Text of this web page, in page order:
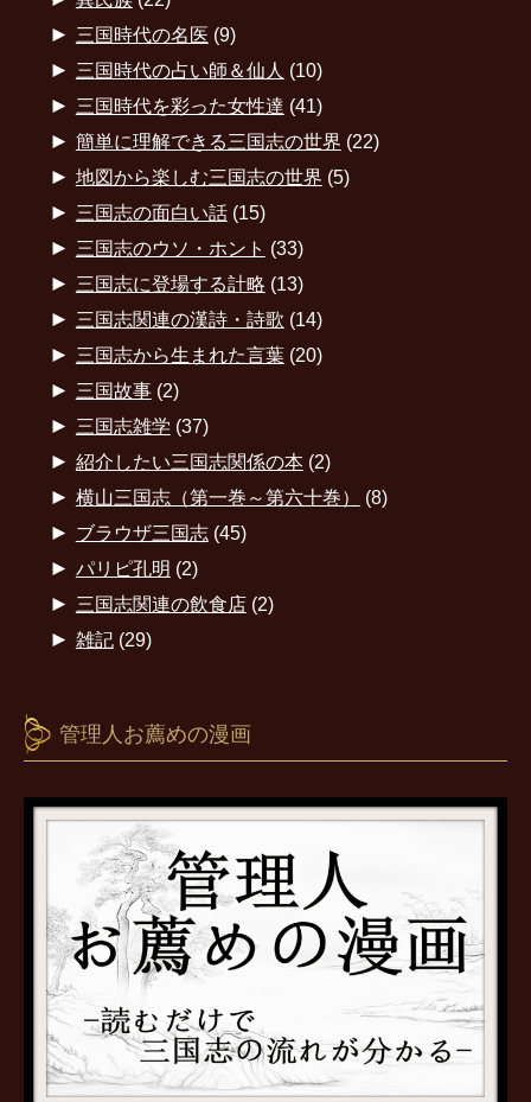
► 三国時代の名医 (9)
► 三国時代の占い師＆仙人 (10)
► 三国時代を彩った女性達 (41)
► 簡単に理解できる三国志の世界 (22)
► 地図から楽しむ三国志の世界 (5)
► 三国志の面白い話(15)
► 三国志のウソ・ホント (33)
► 三国志に登場する計略 (13)
► 三国志関連の漢詩・詩歌 (14)
► 三国志から生まれた言葉(20)
► 三国故事(2)
► 三国志雑学 (37)
► 紹介したい三国志関係の本(2)
► 横山三国志（第一巻～第六十巻） (8)
► ブラウザ三国志(45)
► パリピ孔明 (2)
► 三国志関連の飲食店(2)
► 雑記(29)
管理人お薦めの漫画